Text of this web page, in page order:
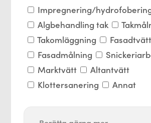
Impregnering/
Algbehandling tak
Takomläggning
Fasadtvätt
Fasadmålning
Marktvätt
Altantvätt
Klottersanering
Annat